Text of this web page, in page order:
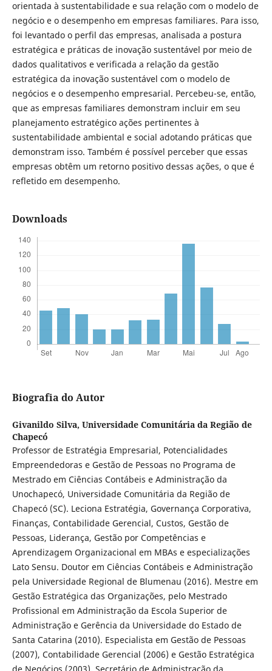
orientada à sustentabilidade e sua relação com o modelo de
negócio e o desempenho em empresas familiares. Para isso,
foi levantado o perfil das empresas, analisada a postura
estratégica e práticas de inovação sustentável por meio de
dados qualitativos e verificada a relação da gestão
estratégica da inovação sustentável com o modelo de
negócios e o desempenho empresarial. Percebeu-se, então,
que as empresas familiares demonstram incluir em seu
planejamento estratégico ações pertinentes à
sustentabilidade ambiental e social adotando práticas que
demonstram isso. Também é possível perceber que essas
empresas obtêm um retorno positivo dessas ações, o que é
refletido em desempenho.
Downloads
Biografia do Autor
Givanildo Silva, Universidade Comunitária da Região de
Chapecó
Professor de Estratégia Empresarial, Potencialidades
Empreendedoras e Gestão de Pessoas no Programa de
Mestrado em Ciências Contábeis e Administração da
Unochapecó, Universidade Comunitária da Região de
Chapecó (SC). Leciona Estratégia, Governança Corporativa,
Finanças, Contabilidade Gerencial, Custos, Gestão de
Pessoas, Liderança, Gestão por Competências e
Aprendizagem Organizacional em MBAs e especializações
Lato Sensu. Doutor em Ciências Contábeis e Administração
pela Universidade Regional de Blumenau (2016). Mestre em
Gestão Estratégica das Organizações, pelo Mestrado
Profissional em Administração da Escola Superior de
Administração e Gerência da Universidade do Estado de
Santa Catarina (2010). Especialista em Gestão de Pessoas
(2007), Contabilidade Gerencial (2006) e Gestão Estratégica